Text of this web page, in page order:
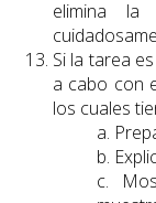
elimina la
Si la tarea
a cabo con
los cuales
a.
b.
c.